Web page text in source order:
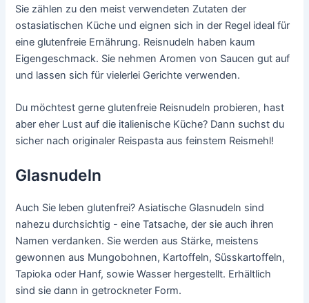
Sie zählen zu den meist verwendeten Zutaten der
ostasiatischen Küche und eignen sich in der Regel ideal für
eine glutenfreie Ernährung. Reisnudeln haben kaum
Eigengeschmack. Sie nehmen Aromen von Saucen gut auf
und lassen sich für vielerlei Gerichte verwenden.
Du möchtest gerne glutenfreie Reisnudeln probieren, hast
aber eher Lust auf die italienische Küche? Dann suchst du
sicher nach originaler Reispasta aus feinstem Reismehl!
Glasnudeln
Auch Sie leben glutenfrei? Asiatische Glasnudeln sind
nahezu durchsichtig - eine Tatsache, der sie auch ihren
Namen verdanken. Sie werden aus Stärke, meistens
gewonnen aus Mungobohnen, Kartoffeln, Süsskartoffeln,
Tapioka oder Hanf, sowie Wasser hergestellt. Erhältlich
sind sie dann in getrockneter Form.